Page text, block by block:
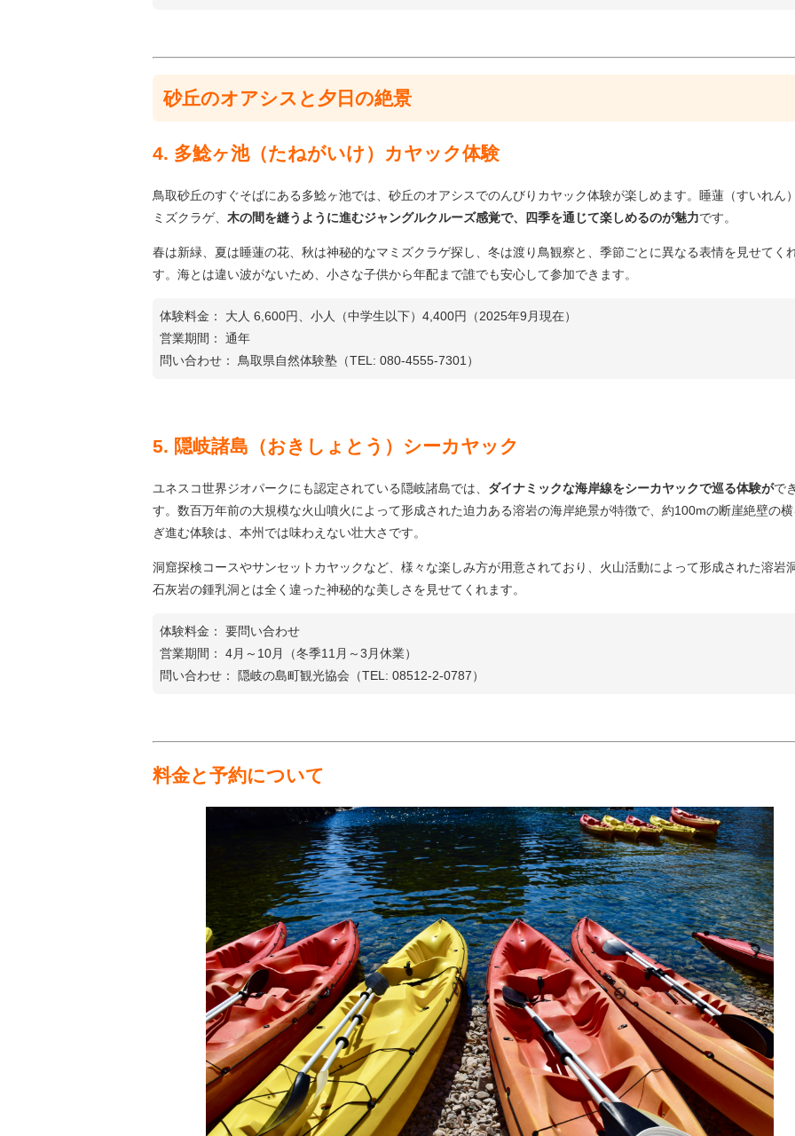
砂丘のオアシスと夕日の絶景
4. 多鯰ヶ池（たねがいけ）カヤック体験
鳥取砂丘のすぐそばにある多鯰ヶ池では、砂丘のオアシスでのんびりカヤック体験が楽しめます。睡蓮（すいれん
ミズクラゲ、 木の間を縫うように進むジャングルクルーズ感覚で、四季を通じて楽しめるのが魅力です。
春は新緑、夏は睡蓮の花、秋は神秘的なマミズクラゲ探し、冬は渡り鳥観察と、季節ごとに異なる表情を見せてく
す。海とは違い波がないため、小さな子供から年配まで誰でも安心して参加できます。
体験料金： 大人 6,600円、小人（中学生以下）4,400円（2025年9月現在）
営業期間： 通年
問い合わせ： 鳥取県自然体験塾（TEL: 080-4555-7301）
5. 隠岐諸島（おきしょとう）シーカヤック
ユネスコ世界ジオパークにも認定されている隠岐諸島では、 ダイナミックな海岸線をシーカヤックで巡る体験がで
す。数百万年前の大規模な火山噴火によって形成された迫力ある溶岩の海岸絶景が特徴で、約100mの断崖絶壁の
ぎ進む体験は、本州では味わえない壮大さです。
洞窟探検コースやサンセットカヤックなど、様々な楽しみ方が用意されており、火山活動によって形成された溶岩
石灰岩の鍾乳洞とは全く違った神秘的な美しさを見せてくれます。
体験料金： 要問い合わせ
営業期間： 4月～10月（冬季11月～3月休業）
問い合わせ： 隠岐の島町観光協会（TEL: 08512-2-0787）
料金と予約について